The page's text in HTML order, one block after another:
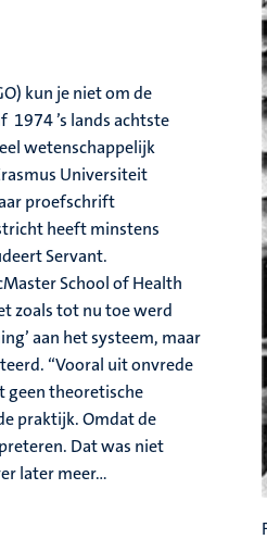
kun je niet om de
1974 ’s lands achtste
wetenschappelijk
Universiteit
proefschrift
heeft minstens
Servant.
School of Health
zoals tot nu toe werd
aan het systeem, maar
“Vooral uit onvrede
geen theoretische
praktijk. Omdat de
Dat was niet
later meer…